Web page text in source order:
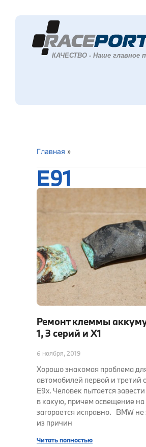
Главная »
E91
Ремонт клеммы
1, 3 серий и X1
6 ноября, 2019
Хорошо знакомая проблема
автомобилей первой и третий
E9x. Человек пытается
в какую, причем освещение
загорается исправно. BMW
из причин
Читать полностью